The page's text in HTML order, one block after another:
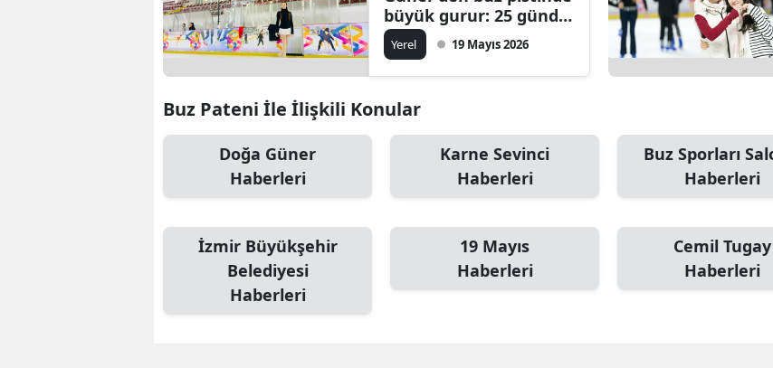
büyük gurur: 25 günde
üç uluslararası
madalya
Yerel 19 Mayıs 2026
Buz Pateni İle İlişkili Konular
Doğa Güner
Haberleri
Karne Sevinci
Haberleri
Buz Sporları
Haberleri
İzmir Büyükşehir
Belediyesi
Haberleri
19 Mayıs
Haberleri
Cemil Tugay
Haberleri